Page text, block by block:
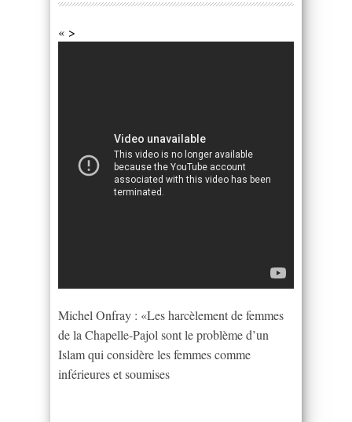
« >
Michel Onfray : «Les harcèlement de femmes
de la Chapelle-Pajol sont le problème d’un
Islam qui considère les femmes comme
inférieures et soumises